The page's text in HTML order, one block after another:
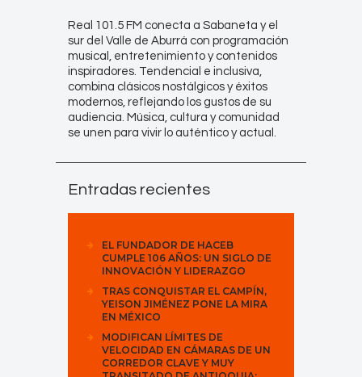
Real 101.5 FM conecta a Sabaneta y el
sur del Valle de Aburrá con programación
musical, entretenimiento y contenidos
inspiradores. Tendencial e inclusiva,
combina clásicos nostálgicos y éxitos
modernos, reflejando los gustos de su
audiencia. Música, cultura y comunidad
se unen para vivir lo auténtico y actual.
Entradas recientes
EL FUNDADOR DE HACEB
CUMPLE 106 AÑOS: UN SIGLO DE
INNOVACIÓN Y LIDERAZGO
TRAS CONQUISTAR EL CAMPÍN,
YEISON JIMÉNEZ PONE LA MIRA
EN MÉXICO
MODIFICAN LÍMITES DE
VELOCIDAD EN CÁMARAS DE UN
CORREDOR CLAVE Y MUY